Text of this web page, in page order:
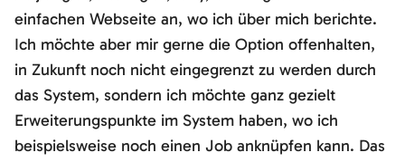
einfachen Webseite an, wo ich über mich berichte.
Ich möchte aber mir gerne die Option offenhalten,
in Zukunft noch nicht eingegrenzt zu werden durch
das System, sondern ich möchte ganz gezielt
Erweiterungspunkte im System haben, wo ich
beispielsweise noch einen Job anknüpfen kann. Das